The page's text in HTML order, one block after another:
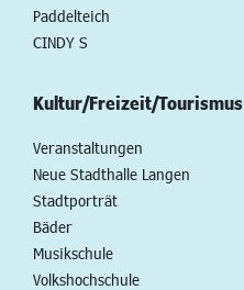
Paddelteich
CINDY S
Kultur/Freizeit/Tourismus
Veranstaltungen
Neue Stadthalle Langen
Stadtporträt
Bäder
Musikschule
Volkshochschule